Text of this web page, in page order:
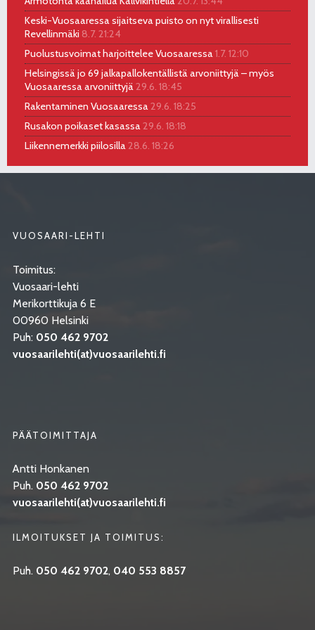
Keski-Vuosaaressa sijaitseva puisto on nyt virallisesti
Revellinmäki 8.7. 21:24
Puolustusvoimat harjoittelee Vuosaaressa1.7. 12:10
Helsingissä jo 69 jalkapallokentällistä arvoniittyjä – myös
Vuosaaressa arvoniittyjä29.6. 18:45
Rakentaminen Vuosaaressa29.6. 18:25
Rusakon poikaset kasassa29.6. 18:18
Liikennemerkki piilosilla28.6. 18:26
VUOSAARI-LEHTI
Toimitus:
Vuosaari-lehti
Merikorttikuja 6 E
00960 Helsinki
Puh: 050 462 9702
vuosaarilehti(at)vuosaarilehti.fi
PÄÄTOIMITTAJA
Antti Honkanen
Puh. 050 462 9702
vuosaarilehti(at)vuosaarilehti.fi
ILMOITUKSET JA TOIMITUS:
Puh. 050 462 9702, 040 553 8857